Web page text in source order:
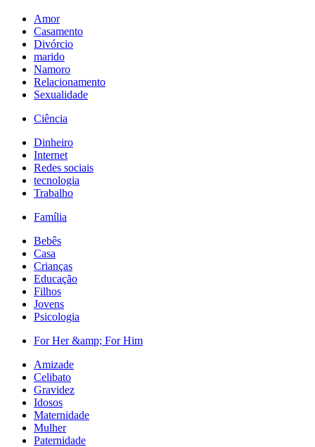
Amor
Casamento
Divórcio
marido
Namoro
Relacionamento
Sexualidade
Ciência
Dinheiro
Internet
Redes sociais
tecnologia
Trabalho
Família
Bebês
Casa
Crianças
Educação
Filhos
Jovens
Psicologia
For Her &amp; For Him
Amizade
Celibato
Gravidez
Idosos
Maternidade
Mulher
Paternidade